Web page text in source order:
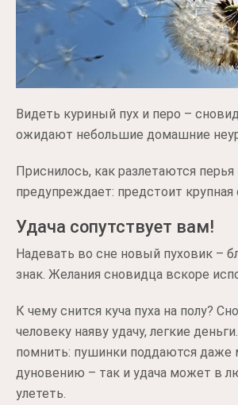
Видеть куриный пух и перо –
ожидают небольшие домашние
Приснилось, как разлетаются перья
предупреждает: предстоит крупная
Удача сопутствует вам!
Надевать во сне новый пуховик –
знак. Желания сновидца вскоре
К чему снится куча пуха на полу?
человеку наяву удачу, легкие
помнить: пушинки поддаются
дуновению – так и удача может в
улететь.